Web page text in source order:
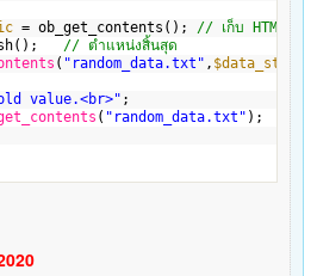
= ob_get_contents(); // เก็บ HTML ที่
// ตำแหน่งสิ้นสุด
( "random_data.txt" , $data_static
value.<br>" ;
( "random_data.txt" );